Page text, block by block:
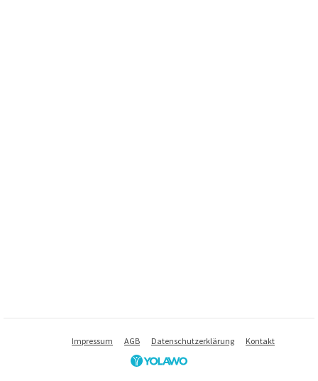
Impressum AGB Datenschutzerklärung Kontakt